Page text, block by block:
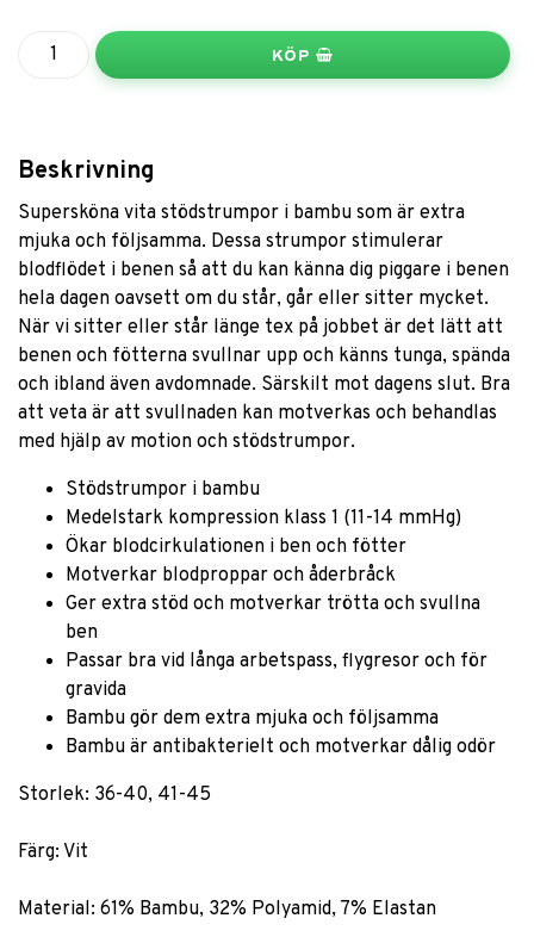
KÖP
Beskrivning
Supersköna vita stödstrumpor i bambu som är extra
mjuka och följsamma. Dessa strumpor stimulerar
blodflödet i benen så att du kan känna dig piggare i benen
hela dagen oavsett om du står, går eller sitter mycket.
När vi sitter eller står länge tex på jobbet är det lätt att
benen och fötterna svullnar upp och känns tunga, spända
och ibland även avdomnade. Särskilt mot dagens slut. Bra
att veta är att svullnaden kan motverkas och behandlas
med hjälp av motion och stödstrumpor.
Stödstrumpor i bambu
Medelstark kompression klass 1 (11-14 mmHg)
Ökar blodcirkulationen i ben och fötter
Motverkar blodproppar och åderbråck
Ger extra stöd och motverkar trötta och svullna
ben
Passar bra vid långa arbetspass, flygresor och för
gravida
Bambu gör dem extra mjuka och följsamma
Bambu är antibakterielt och motverkar dålig odör
Storlek: 36-40, 41-45
Färg: Vit
Material: 61% Bambu, 32% Polyamid, 7% Elastan